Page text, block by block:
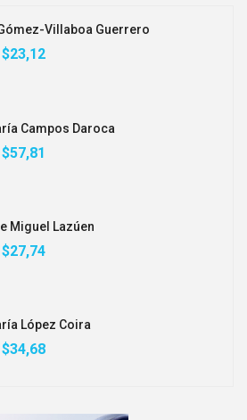
Villaboa Guerrero
$23,12
Campos Daroca
$57,81
Miguel Lazúen
$27,74
López Coira
$34,68